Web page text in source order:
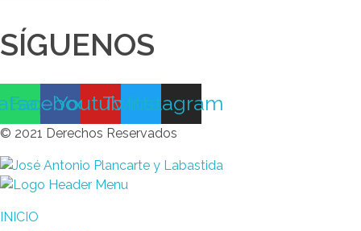
SÍGUENOS
Facebook
YoutubeTwitter
Instagram
© 2021 Derechos Reservados
INICIO